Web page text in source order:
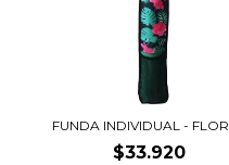
FUNDA INDIVIDUAL -
$33.920